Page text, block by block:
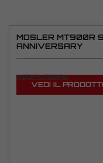
MOSLER MT900R
ANNIVERSARY
VEDI TUTORIAL
VEDI IL